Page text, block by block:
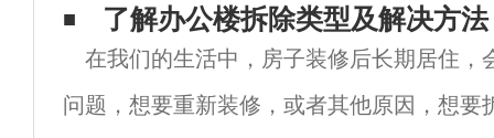
了解办公楼拆除类型及解决方法
在我们的生活中，房子装修后长期居住，
问题，想要重新装修，或者其他原因，想要